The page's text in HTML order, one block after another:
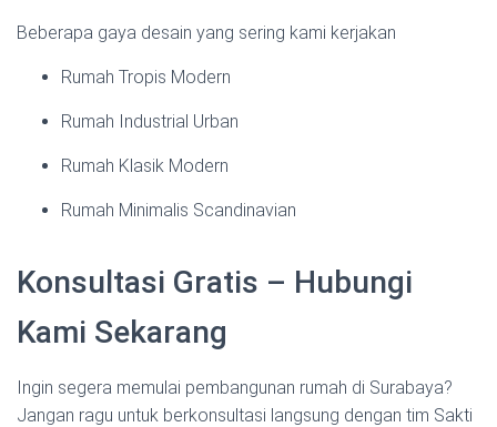
Beberapa gaya desain yang sering kami kerjakan
Rumah Tropis Modern
Rumah Industrial Urban
Rumah Klasik Modern
Rumah Minimalis Scandinavian
Konsultasi Gratis – Hubungi
Kami Sekarang
Ingin segera memulai pembangunan rumah di Surabaya?
Jangan ragu untuk berkonsultasi langsung dengan tim Sakti